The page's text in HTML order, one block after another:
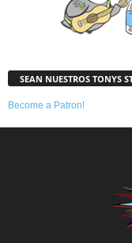
SEAN NUESTROS TONYS
Become a Patron!